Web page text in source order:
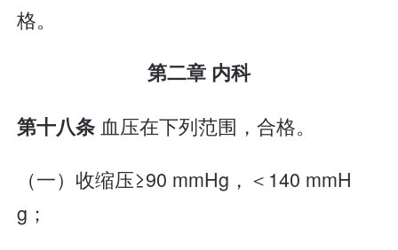
格。
第二章 内科
第十八条 血压在下列范围，合格。
（一）收缩压≥90 mmHg，＜140 mmH
g；